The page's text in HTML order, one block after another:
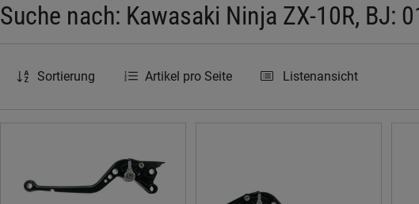
Suche nach: Kawasaki Ninja ZX-10R, BJ:
Sortierung Artikel pro Seite Listenansicht